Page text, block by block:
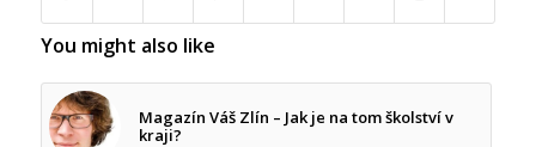
You might also like
Magazín Váš Zlín – Jak je na tom školství v
kraji?